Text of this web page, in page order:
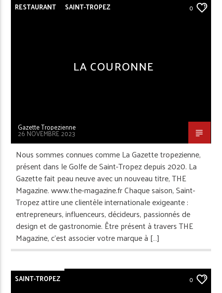
RESTAURANT SAINT-TROPEZ 0
LA COURONNE
Gazette Tropezienne
26 NOVEMBRE 2023
Nous sommes connues comme La Gazette tropezienne,
présent dans le Golfe de Saint-Tropez depuis 2020. La
Gazette fait peau neuve avec un nouveau titre, THE
Magazine. www.the-magazine.fr Chaque saison, Saint-
Tropez attire une clientèle internationale exigeante :
entrepreneurs, influenceurs, décideurs, passionnés de
design et de gastronomie. Être présent à travers THE
Magazine, c’est associer votre marque à […]
SAINT-TROPEZ 0